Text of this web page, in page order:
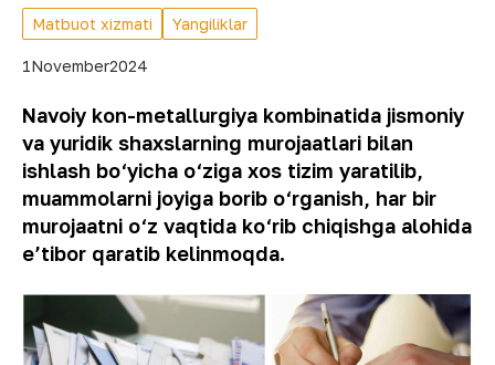
Matbuot xizmati Yangiliklar
1November2024
Navoiy kon-metallurgiya kombinatida jismoniy
va yuridik shaxslarning murojaatlari bilan
ishlash bo‘yicha o‘ziga xos tizim yaratilib,
muammolarni joyiga borib o‘rganish, har bir
murojaatni o‘z vaqtida ko‘rib chiqishga alohida
e’tibor qaratib kelinmoqda.